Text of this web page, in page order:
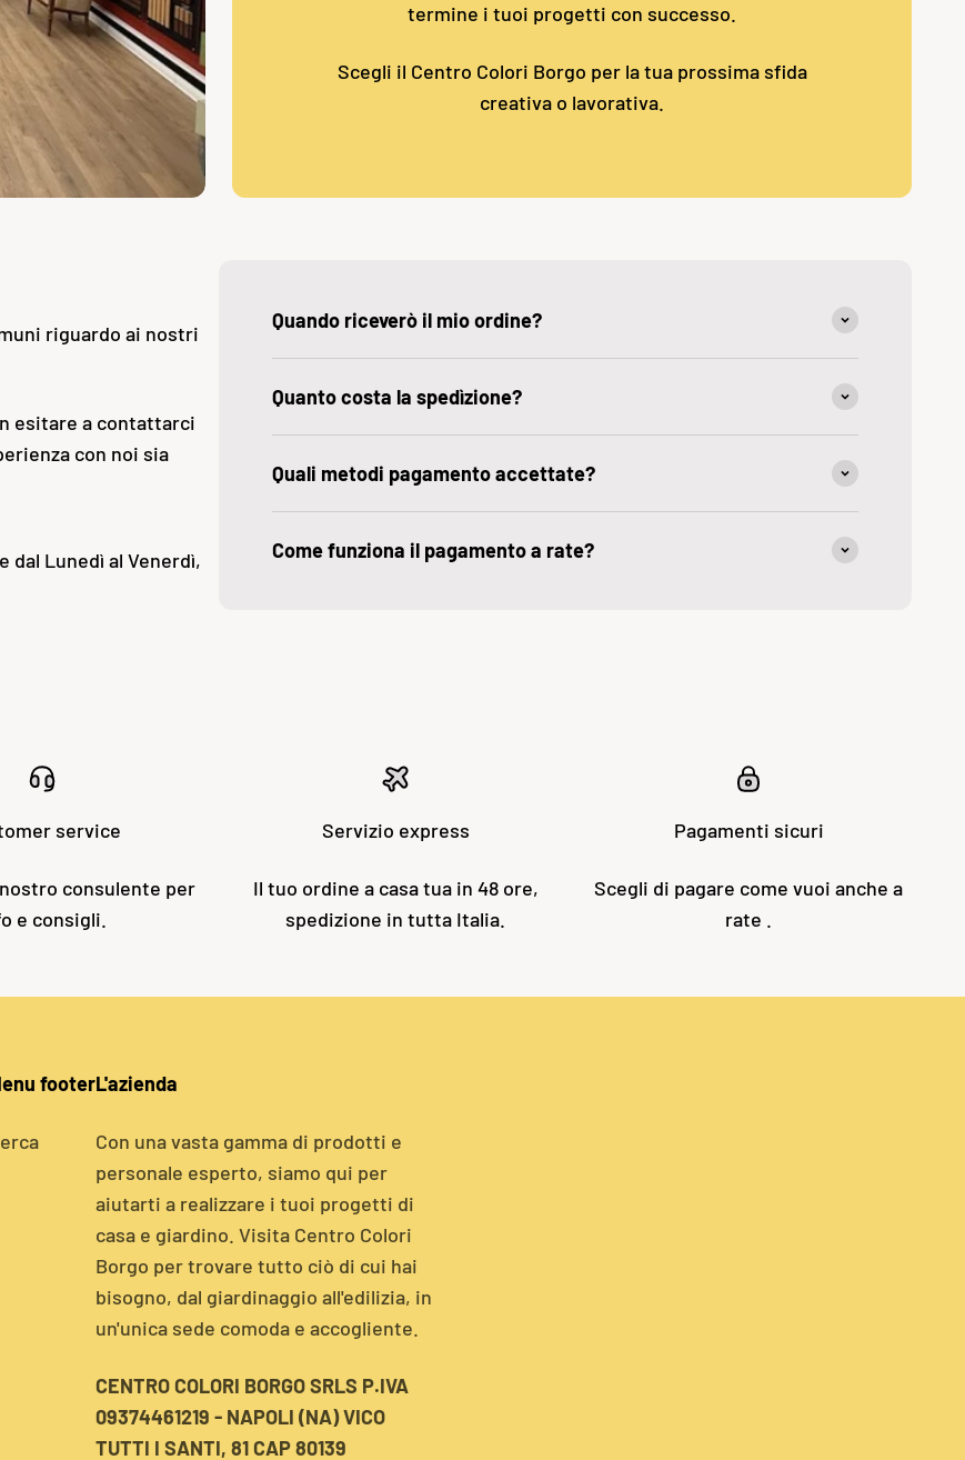
termine i tuoi progetti con successo.
Scegli il Centro Colori Borgo per la tua prossima sfida
creativa o lavorativa.
riguardo ai nostri
esitare a contattarci
con noi sia
Lunedì al Venerdì,
Quando riceverò il mio ordine?
Quanto costa la spedìzione?
Quali metodi pagamento accettate?
Come funziona il pagamento a rate?
service
consulente per
e consigli.
Servizio express
Il tuo ordine a casa tua in 48 ore,
spedizione in tutta Italia.
Pagamenti sicuri
Scegli di pagare come vuoi anche a
rate .
footerL'azienda
Con una vasta gamma di prodotti e
personale esperto, siamo qui per
aiutarti a realizzare i tuoi progetti di
casa e giardino. Visita Centro Colori
Borgo per trovare tutto ciò di cui hai
bisogno, dal giardinaggio all'edilizia, in
un'unica sede comoda e accogliente.
CENTRO COLORI BORGO SRLS P.IVA
09374461219 - NAPOLI (NA) VICO
TUTTI I SANTI, 81 CAP 80139